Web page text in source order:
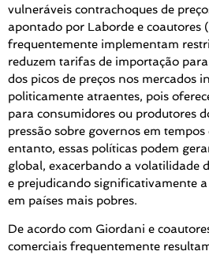
vulneráveis contrachoques de
apontado por Laborde e coautores
frequentemente implementam
reduzem tarifas de importação
dos picos de preços nos mercados
politicamente atraentes, pois
para consumidores ou produtores
pressão sobre governos em
entanto, essas políticas podem
global, exacerbando a volatilidade
e prejudicando significativamente
em países mais pobres.
De acordo com Giordani e
comerciais frequentemente